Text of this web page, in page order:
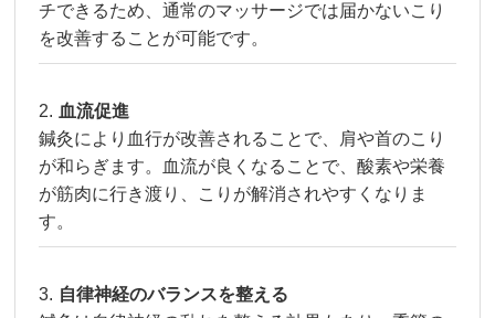
チできるため、通常のマッサージでは届かないこり
を改善することが可能です。
血流促進
鍼灸により血行が改善されることで、肩や首のこり
が和らぎます。血流が良くなることで、酸素や栄養
が筋肉に行き渡り、こりが解消されやすくなりま
す。
自律神経のバランスを整える